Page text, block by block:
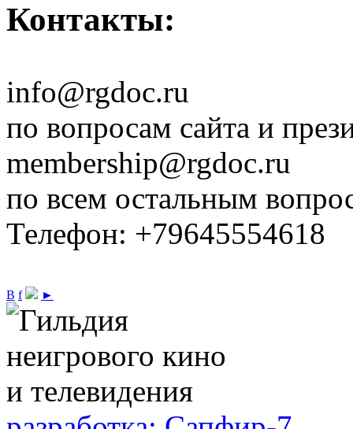
Контакты:
info@rgdoc.ru
по вопросам сайта и
membership@rgdoc.ru
по всем остальным
Телефон: +79645554618
В f ►